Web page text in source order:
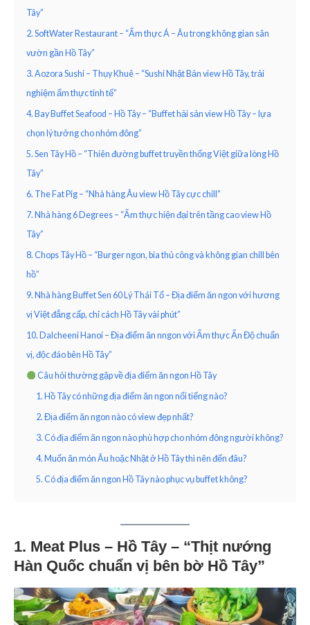
Tây”
2. SoftWater Restaurant – “Ẩm thực Á – Âu trong không gian sân
vườn gần Hồ Tây”
3. Aozora Sushi – Thụy Khuê – “Sushi Nhật Bản view Hồ Tây, trải
nghiệm ẩm thực tinh tế”
4. Bay Buffet Seafood – Hồ Tây – “Buffet hải sản view Hồ Tây – lựa
chọn lý tưởng cho nhóm đông”
5. Sen Tây Hồ – “Thiên đường buffet truyền thống Việt giữa lòng Hồ
Tây”
6. The Fat Pig – “Nhà hàng Âu view Hồ Tây cực chill”
7. Nhà hàng 6 Degrees – “Ẩm thực hiện đại trên tầng cao view Hồ
Tây”
8. Chops Tây Hồ – “Burger ngon, bia thủ công và không gian chill bên
hồ”
9. Nhà hàng Buffet Sen 60 Lý Thái Tổ – Địa điểm ăn ngon với hương
vị Việt đẳng cấp, chỉ cách Hồ Tây vài phút”
10. Dalcheeni Hanoi – Địa điểm ăn nngon với Ẩm thực Ấn Độ chuẩn
vị, độc đáo bên Hồ Tây”
Câu hỏi thường gặp về địa điểm ăn ngon Hồ Tây
1. Hồ Tây có những địa điểm ăn ngon nổi tiếng nào?
2. Địa điểm ăn ngon nào có view đẹp nhất?
3. Có địa điểm ăn ngon nào phù hợp cho nhóm đông người không?
4. Muốn ăn món Âu hoặc Nhật ở Hồ Tây thì nên đến đâu?
5. Có địa điểm ăn ngon Hồ Tây nào phục vụ buffet không?
1. Meat Plus – Hồ Tây – “Thịt nướng
Hàn Quốc chuẩn vị bên bờ Hồ Tây”